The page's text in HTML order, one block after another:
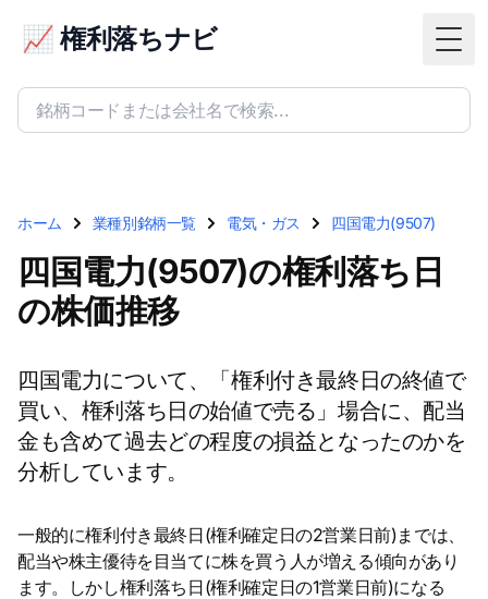
📈 権利落ちナビ
ホーム 業種別銘柄一覧 電気・ガス 四国電力(9507)
四国電力(9507)の権利落ち日
の株価推移
四国電力について、「権利付き最終日の終値で
買い、権利落ち日の始値で売る」場合に、配当
金も含めて過去どの程度の損益となったのかを
分析しています。
一般的に権利付き最終日(権利確定日の2営業日前)までは、
配当や株主優待を目当てに株を買う人が増える傾向があり
ます。しかし権利落ち日(権利確定日の1営業日前)になる